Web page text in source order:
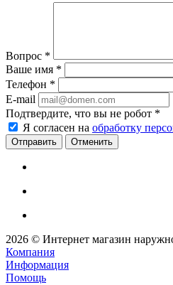
Вопрос *
Ваше имя *
Телефон *
E-mail
Подтвердите, что вы не робот *
Я согласен на обработку
Отменить
2026 © Интернет магазин
Компания
Информация
Помощь